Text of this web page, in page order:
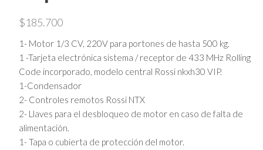
$185.700
1- Motor 1/3 CV, 220V para portones de hasta 500 kg.
1 -Tarjeta electrónica sistema / receptor de 433 MHz Rolling
Code incorporado, modelo central Rossi nkxh30 VIP.
1-Condensador
2- Controles remotos Rossi NTX
2- Llaves para el desbloqueo de motor en caso de falta de
alimentación.
1- Tapa o cubierta de protección del motor.